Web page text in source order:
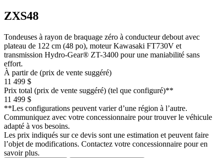
ZXS48
Tondeuses à rayon de braquage zéro à conducteur debout avec
plateau de 122 cm (48 po), moteur Kawasaki FT730V et
transmission Hydro-Gear® ZT-3400 pour une maniabilité sans
effort.
À partir de (prix de vente suggéré)
11 499 $
Prix total (prix de vente suggéré) (tel que configuré)**
11 499 $
**Les configurations peuvent varier d’une région à l’autre.
Communiquez avec votre concessionnaire pour trouver le véhicule
adapté à vos besoins.
Les prix indiqués sur ce devis sont une estimation et peuvent faire
l’objet de modifications. Contactez votre concessionnaire pour en
savoir plus.